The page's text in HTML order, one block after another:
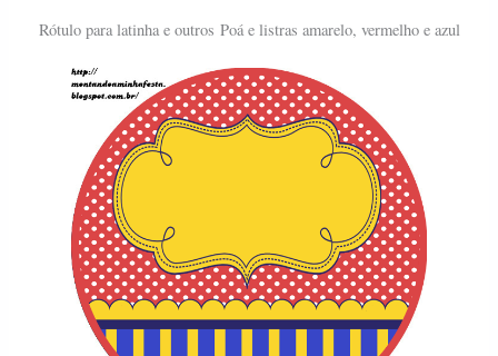
Rótulo para latinha e outros Poá e listras amarelo, vermelho e azul